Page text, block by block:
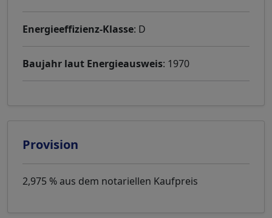
Energieeffizienz-Klasse: D
Baujahr laut Energieausweis: 1970
Provision
2,975 % aus dem notariellen Kaufpreis